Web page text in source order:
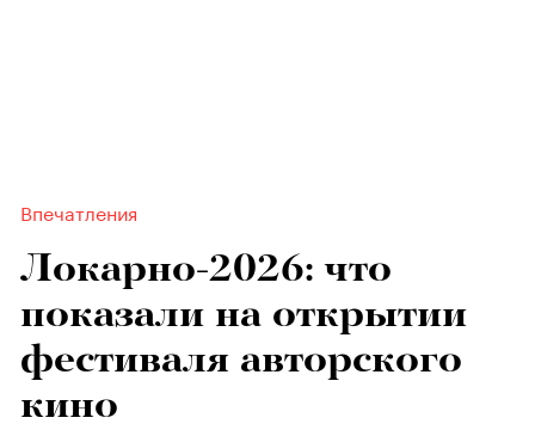
Впечатления
Локарно-2026: что
показали на открытии
фестиваля авторского
кино